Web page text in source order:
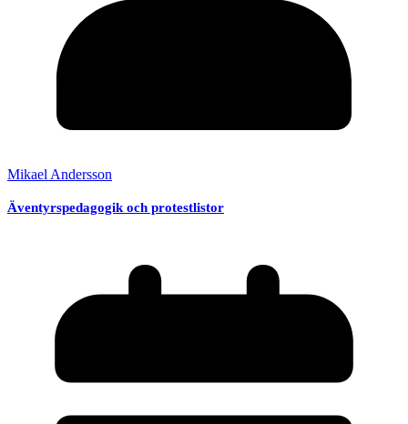
Mikael Andersson
Äventyrspedagogik och protestlistor